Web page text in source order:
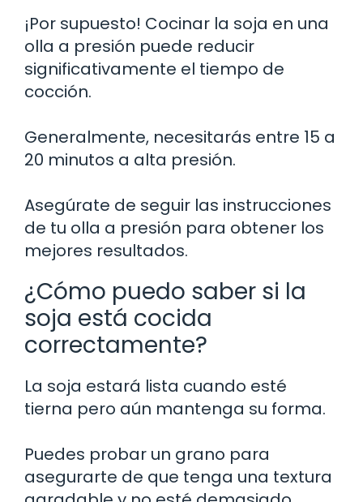
¡Por supuesto! Cocinar la soja en una
olla a presión puede reducir
significativamente el tiempo de
cocción.
Generalmente, necesitarás entre 15 a
20 minutos a alta presión.
Asegúrate de seguir las instrucciones
de tu olla a presión para obtener los
mejores resultados.
¿Cómo puedo saber si la
soja está cocida
correctamente?
La soja estará lista cuando esté
tierna pero aún mantenga su forma.
Puedes probar un grano para
asegurarte de que tenga una textura